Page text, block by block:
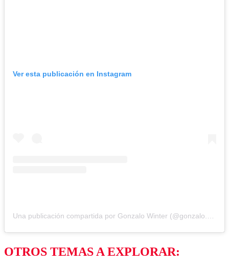
Ver esta publicación en Instagram
Una publicación compartida por Gonzalo Winter (@gonzalo.winter)
OTROS TEMAS A EXPLORAR: